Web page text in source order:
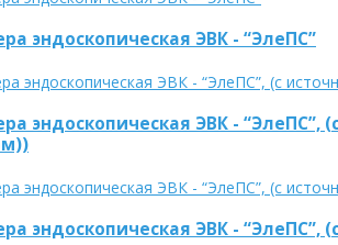
эндоскопическая ЭВК - “ЭлеПС”
эндоскопическая ЭВК -
эндоскопическая ЭВК - “ЭлеПС”,